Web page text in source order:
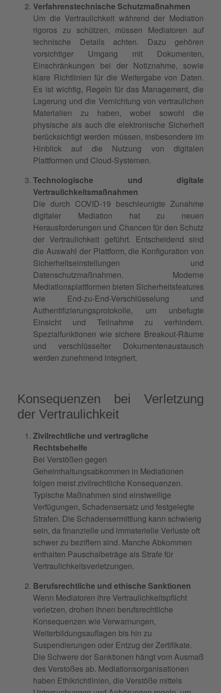
Verfahrenstechnische Schutzmaßnahmen
Um die Vertraulichkeit während der Mediation
rigoros zu schützen, müssen Mediatoren auf
technische Details achten. Dazu gehören
vorsichtiger Umgang mit Dokumenten,
Einschränkungen bei der Notiznahme, sowie
klare Richtlinien für die Weitergabe von Daten.
Es ist wichtig, Regeln für das Management, die
Lagerung und die Vernichtung von vertraulichen
Materialien zu haben, wobei sowohl die
physische als auch die elektronische Sicherheit
berücksichtigt werden müssen, insbesondere im
Hinblick auf die Nutzung von digitalen
Plattformen und Cloud-Systemen.
Technologische und digitale
Vertraulichkeitsmaßnahmen
Die durch COVID-19 beschleunigte Zunahme
digitaler Mediation hat zu neuen
Herausforderungen und Chancen für den Schutz
der Vertraulichkeit geführt. Entscheidend sind
die Auswahl der Plattform, die Konfiguration von
Sicherheitseinstellungen und
Datenschutzmaßnahmen. Moderne
Mediationsplattformen bieten Sicherheitsfeatures
wie End-zu-End-Verschlüsselung und
Authentifizierungsprotokolle, um unbefugte
Einsicht und Teilnahme zu verhindern.
Spezialfunktionen wie sichere Breakout-Räume
und verschlüsselter Dokumentenaustausch
werden zunehmend integriert.
Konsequenzen bei Verletzung
der Vertraulichkeit
Zivilrechtliche und vertragliche
Rechtsbehelfe
Bei Verstößen gegen
Geheimhaltungsabkommen in Mediationen
folgen meist zivilrechtliche Konsequenzen.
Typische Maßnahmen sind einstweilige
Verfügungen, Schadensersatz und festgelegte
Strafen. Die Schadensermittlung kann schwierig
sein, da finanzielle und immaterielle Verluste oft
schwer zu beziffern sind. Manche Abkommen
enthalten Pauschalbeträge als Strafe für
Vertraulichkeitsverletzungen.
Berufsrechtliche und ethische Sanktionen
Wenn Mediatoren ihre Vertraulichkeitspflicht
verletzen, drohen ihnen berufsrechtliche
Konsequenzen wie Verwarnungen,
Weiterbildungsauflagen bis hin zu
Suspendierungen oder Entzug der Zertifikate.
Die Schwere der Sanktionen hängt vom Ausmaß
des Verstoßes ab. Mediationsorganisationen
haben Ethikrichtlinien, die Verstöße mittels